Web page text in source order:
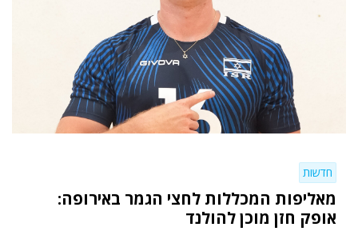
חדשות
מאליפות המכללות לחצי הגמר באירופה:
אופק חזן מוכן להולנד